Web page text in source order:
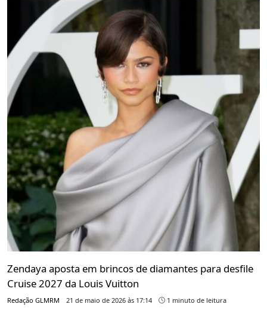
Zendaya aposta em brincos de diamantes para desfile
Cruise 2027 da Louis Vuitton
Redação GLMRM 21 de maio de 2026 às 17:14 1 minuto de leitura